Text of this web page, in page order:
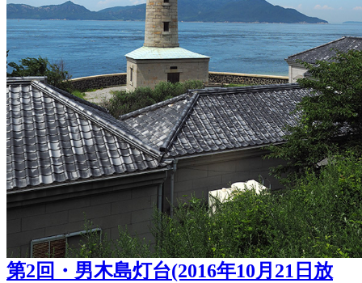
第2回・男木島灯台(2016年10月21日放